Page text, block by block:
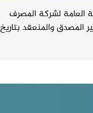
العامة لشركة المصرف
المصدق والمنعقد بتاريخ